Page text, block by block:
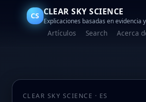
CS CLEAR SKY SCIENCE
Explicaciones basadas en evidencia
Artículos Search Acerca
CLEAR SKY SCIENCE · ES